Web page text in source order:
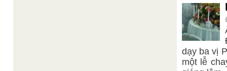
dạy ba vị
một lễ